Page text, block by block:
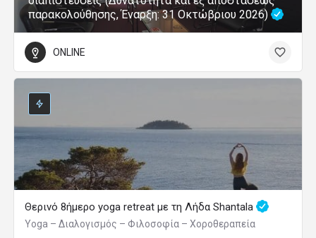
παρακολούθησης, Έναρξη: 31 Οκτώβριου 2026)
ONLINE
Θερινό 8ήμερο yoga retreat με τη Λήδα Shantala
Yoga – Διαλογισμός – Φιλοσοφία – Χοροθεραπεία